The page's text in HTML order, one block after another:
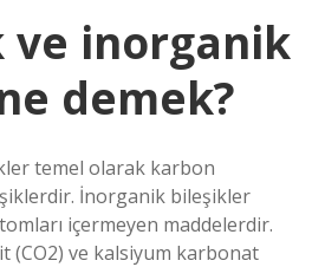
ve inorganik
demek?
temel olarak karbon
İnorganik bileşikler
içermeyen maddelerdir.
(CO2) ve kalsiyum karbonat